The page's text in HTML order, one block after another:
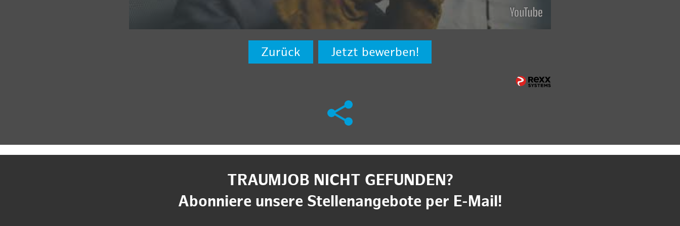
Zurück Jetzt bewerben!
TRAUMJOB NICHT GEFUNDEN?
Abonniere unsere Stellenangebote per E-Mail!